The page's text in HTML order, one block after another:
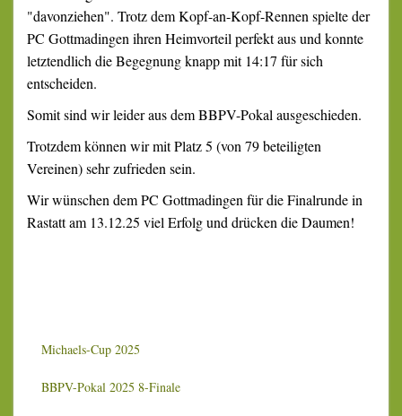
"davonziehen". Trotz dem Kopf-an-Kopf-Rennen spielte der
PC Gottmadingen ihren Heimvorteil perfekt aus und konnte
letztendlich die Begegnung knapp mit 14:17 für sich
entscheiden.
Somit sind wir leider aus dem BBPV-Pokal ausgeschieden.
Trotzdem können wir mit Platz 5 (von 79 beteiligten
Vereinen) sehr zufrieden sein.
Wir wünschen dem PC Gottmadingen für die Finalrunde in
Rastatt am 13.12.25 viel Erfolg und drücken die Daumen!
Michaels-Cup 2025
BBPV-Pokal 2025 8-Finale